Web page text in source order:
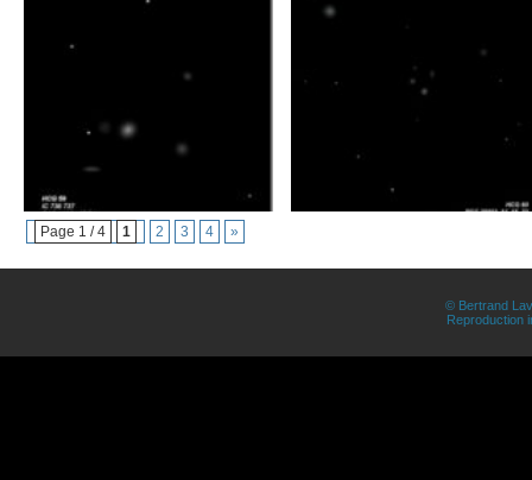
Page 1 / 4 1 2 3 4 »
© Bertrand
Reproduction